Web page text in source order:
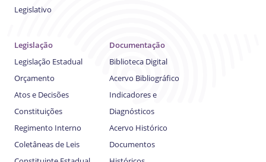
Legislativo
Legislação
Legislação Estadual
Orçamento
Atos e Decisões
Constituições
Regimento Interno
Coletâneas de Leis
Documentação
Biblioteca Digital
Acervo Bibliográfico
Indicadores e
Diagnósticos
Acervo Histórico
Documentos